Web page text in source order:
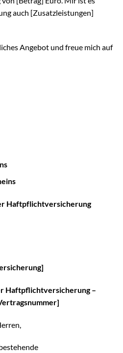
auch [Zusatzleistungen]
Angebot und freue mich auf
Haftpflichtversicherung
Haftpflichtversicherung –